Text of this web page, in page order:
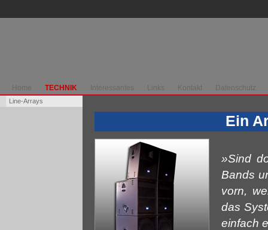
Home TECHNIK Interessantes Links Kontakt Datenschutz
Line-Arrays
Ein
»Sind
Bands
vorn,
das
einfach